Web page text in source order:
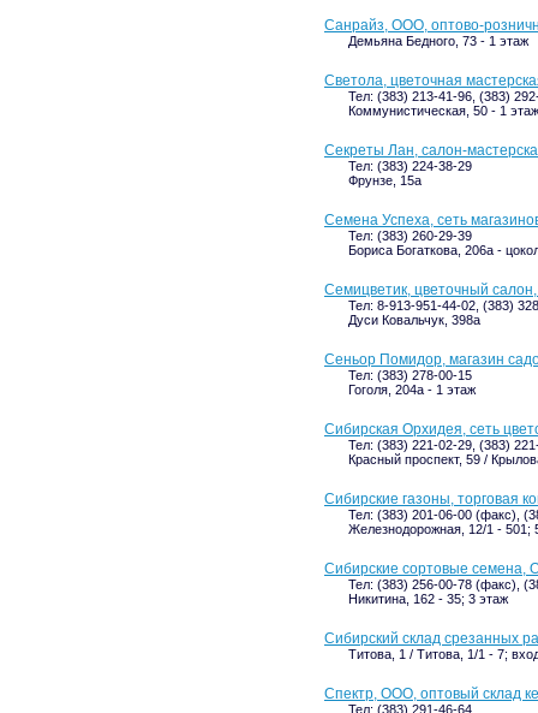
Санрайз, ООО, оптово-
Демьяна Бедного, 73 - 1 этаж
Светола, цветочная
Тел: (383) 213-41-96, (383)
Коммунистическая, 50 - 1 этаж
Секреты Лан, салон-
Тел: (383) 224-38-29
Фрунзе, 15а
Семена Успеха, сеть
Тел: (383) 260-29-39
Бориса Богаткова, 206а -
Семицветик, цветочный
Тел: 8-913-951-44-02, (383)
Дуси Ковальчук, 398а
Сеньор Помидор, магазин
Тел: (383) 278-00-15
Гоголя, 204а - 1 этаж
Сибирская Орхидея, сеть
Тел: (383) 221-02-29, (383)
Красный проспект, 59 /
Сибирские газоны, торговая
Тел: (383) 201-06-00 (факс),
Железнодорожная, 12/1 - 501;
Сибирские сортовые семена,
Тел: (383) 256-00-78 (факс),
Никитина, 162 - 35; 3 этаж
Сибирский склад срезанных
Титова, 1 / Титова, 1/1 - 7;
Спектр, ООО, оптовый склад
Тел: (383) 291-46-64